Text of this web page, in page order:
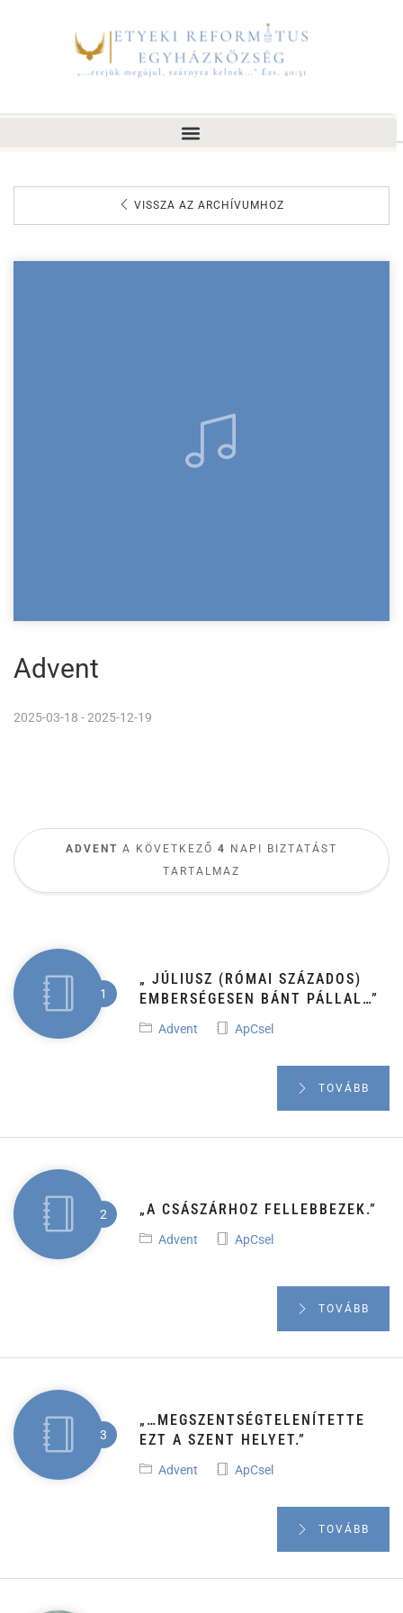
VISSZA AZ ARCHÍVUMHOZ
Advent
2025-03-18 - 2025-12-19
ADVENT A KÖVETKEZŐ 4
NAPI BIZTATÁST
TARTALMAZ
„ JÚLIUSZ (RÓMAI SZÁZADOS)
EMBERSÉGESEN BÁNT PÁLLAL…”
Advent ApCsel
TOVÁBB
„A CSÁSZÁRHOZ FELLEBBEZEK.”
Advent ApCsel
TOVÁBB
„…MEGSZENTSÉGTELENÍTETTE
EZT A SZENT HELYET.”
Advent ApCsel
TOVÁBB